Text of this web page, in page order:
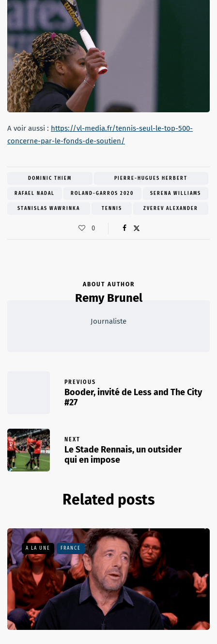
A voir aussi : https://vl-media.fr/tennis-seul-le-top-500-
concerne-par-le-fonds-de-soutien/
DOMINIC THIEM PIERRE-HUGUES HERBERT
RAFAEL NADAL ROLAND-GARROS 2020 SERENA WILLIAMS
STANISLAS WAWRINKA TENNIS ZVEREV ALEXANDER
0
ABOUT AUTHOR
Remy Brunel
Journaliste
PREVIOUS
Booder, invité de Less and The City
#27
NEXT
Le Stade Rennais, un outsider
qui en impose
Related posts
A LA UNE FRANCE